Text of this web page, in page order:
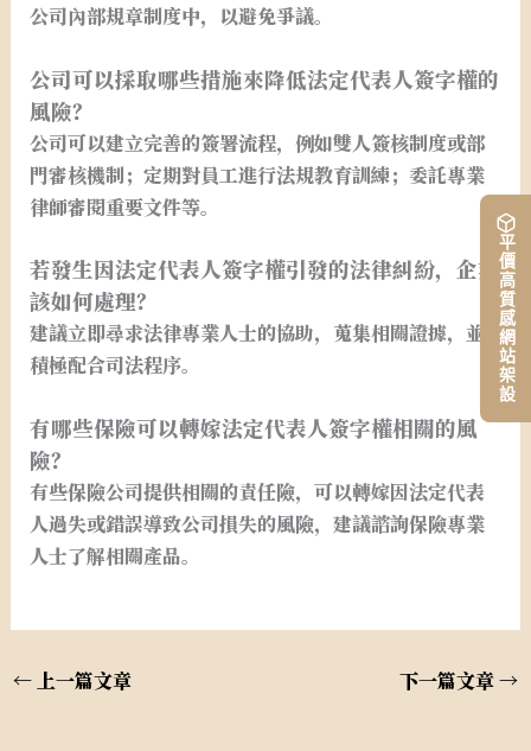
平價高質感網站架設
公司內部規章制度中，以避免爭議。
公司可以採取哪些措施來降低法定代表人簽字權的
風險？
公司可以建立完善的簽署流程，例如雙人簽核制度或部
門審核機制；定期對員工進行法規教育訓練；委託專業
律師審閱重要文件等。
若發生因法定代表人簽字權引發的法律糾紛，企業
該如何處理？
建議立即尋求法律專業人士的協助，蒐集相關證據，並
積極配合司法程序。
有哪些保險可以轉嫁法定代表人簽字權相關的風
險？
有些保險公司提供相關的責任險，可以轉嫁因法定代表
人過失或錯誤導致公司損失的風險，建議諮詢保險專業
人士了解相關產品。
←上一篇文章 下一篇文章→